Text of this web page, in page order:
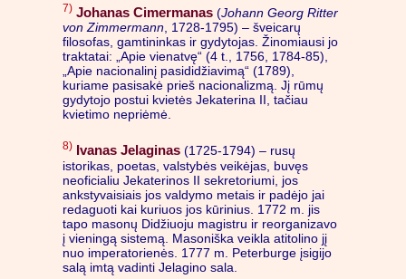
7) Johanas Cimermanas (Johann Georg Ritter
von Zimmermann , 1728-1795) – šveicarų
filosofas, gamtininkas ir gydytojas. Žinomiausi jo
traktatai: „Apie vienatvę“ (4 t., 1756, 1784-85),
„Apie nacionalinį pasididžiavimą“ (1789),
kuriame pasisakė prieš nacionalizmą. Jį rūmų
gydytojo postui kvietės Jekaterina II, tačiau
kvietimo nepriėmė.
8) Ivanas Jelaginas (1725-1794) – rusų
istorikas, poetas, valstybės veikėjas, buvęs
neoficialiu Jekaterinos II sekretoriumi, jos
ankstyvaisiais jos valdymo metais ir padėjo jai
redaguoti kai kuriuos jos kūrinius. 1772 m. jis
tapo masonų Didžiuoju magistru ir reorganizavo
į vieningą sistemą. Masoniška veikla atitolino jį
nuo imperatorienės. 1777 m. Peterburge įsigijo
salą imtą vadinti Jelagino sala.